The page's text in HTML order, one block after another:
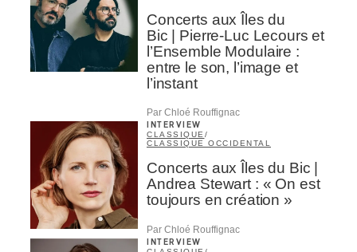
Concerts aux Îles du
Bic | Pierre-Luc Lecours et
l’Ensemble Modulaire :
entre le son, l’image et
l’instant
Par Chloé Rouffignac
INTERVIEW
CLASSIQUE/
CLASSIQUE OCCIDENTAL
Concerts aux Îles du Bic |
Andrea Stewart : « On est
toujours en création »
Par Chloé Rouffignac
INTERVIEW